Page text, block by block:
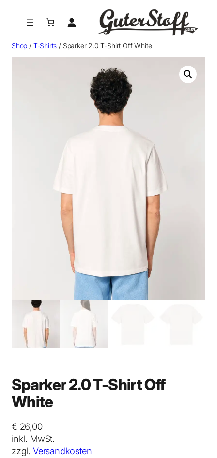
Shop / T-Shirts / Sparker 2.0 T-Shirt Off White
Sparker 2.0 T-Shirt Off
White
€ 26,00
inkl. MwSt.
zzgl. Versandkosten